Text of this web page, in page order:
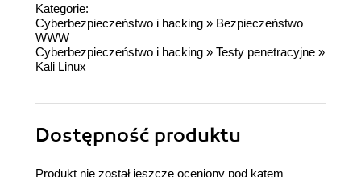
Kategorie:
Cyberbezpieczeństwo i hacking » Bezpieczeństwo
WWW
Cyberbezpieczeństwo i hacking » Testy penetracyjne »
Kali Linux
Dostępność produktu
Produkt nie został jeszcze oceniony pod kątem